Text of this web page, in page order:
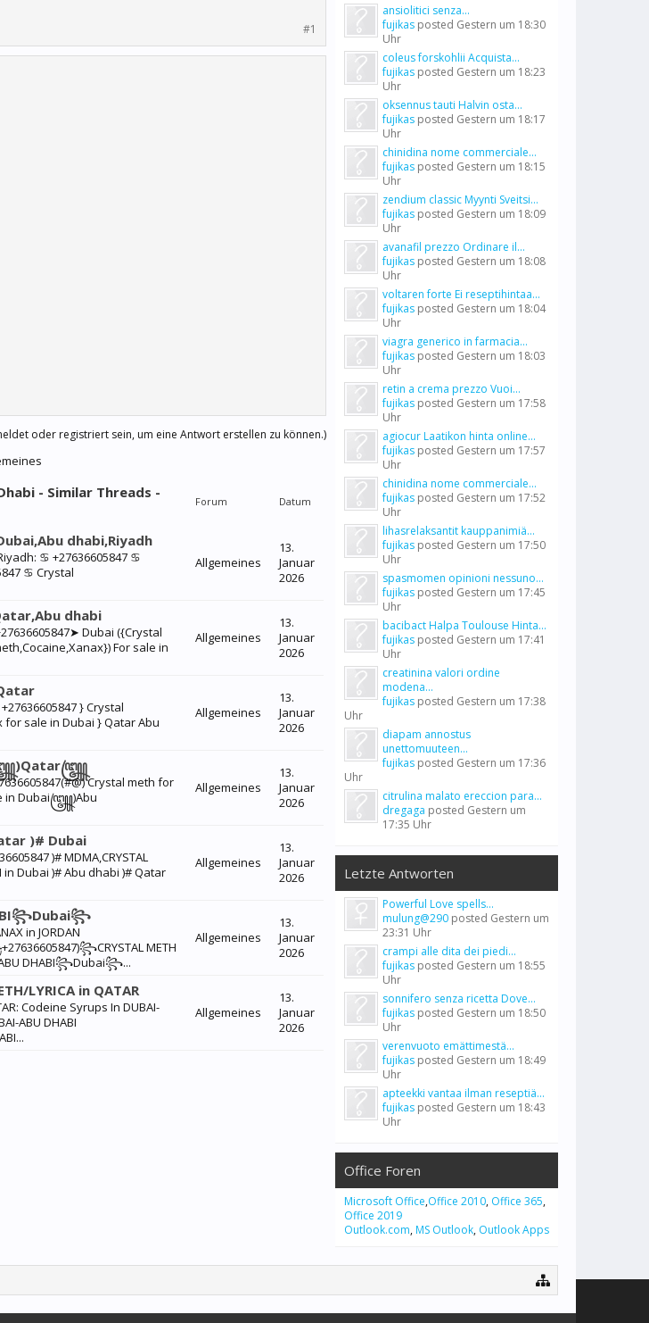
#1
oder registriert sein, um eine Antwort erstellen zu können.)
- Similar Threads -
Forum Datum
dhabi,Riyadh
♋︎ +27636605847 ♋︎
♋︎ Crystal
Allgemeines
13.
Januar
2026
dhabi
Dubai ({Crystal
For sale in
Allgemeines
13.
Januar
2026
} Crystal
for sale in Dubai } Qatar Abu
Allgemeines
13.
Januar
2026
Crystal meth for
in Dubai꧅)Abu
Allgemeines
13.
Januar
2026
)# Dubai
)# MDMA,CRYSTAL
in Dubai )# Abu dhabi )# Qatar
Allgemeines
13.
Januar
2026
in JORDAN
METH
ABU DHABI꧂Dubai꧂...
Allgemeines
13.
Januar
2026
LYRICA in QATAR
Codeine Syrups In DUBAI-
ABU DHABI
Allgemeines
13.
Januar
2026
ansiolitici senza...
fujikas posted Gestern um 18:30
Uhr
coleus forskohlii Acquista...
fujikas posted Gestern um 18:23
Uhr
oksennus tauti Halvin osta...
fujikas posted Gestern um 18:17
Uhr
chinidina nome commerciale...
fujikas posted Gestern um 18:15
Uhr
zendium classic Myynti Sveitsi...
fujikas posted Gestern um 18:09
Uhr
avanafil prezzo Ordinare il...
fujikas posted Gestern um 18:08
Uhr
voltaren forte Ei reseptihintaa...
fujikas posted Gestern um 18:04
Uhr
viagra generico in farmacia...
fujikas posted Gestern um 18:03
Uhr
retin a crema prezzo Vuoi...
fujikas posted Gestern um 17:58
Uhr
agiocur Laatikon hinta online...
fujikas posted Gestern um 17:57
Uhr
chinidina nome commerciale...
fujikas posted Gestern um 17:52
Uhr
lihasrelaksantit kauppanimiä...
fujikas posted Gestern um 17:50
Uhr
spasmomen opinioni nessuno...
fujikas posted Gestern um 17:45
Uhr
bacibact Halpa Toulouse Hinta...
fujikas posted Gestern um 17:41
Uhr
creatinina valori ordine
modena...
fujikas posted Gestern um 17:38
Uhr
diapam annostus
unettomuuteen...
fujikas posted Gestern um 17:36
Uhr
citrulina malato ereccion para...
dregaga posted Gestern um
17:35 Uhr
Letzte Antworten
Powerful Love spells...
mulung@290 posted Gestern um
23:31 Uhr
crampi alle dita dei piedi...
fujikas posted Gestern um 18:55
Uhr
sonnifero senza ricetta Dove...
fujikas posted Gestern um 18:50
Uhr
verenvuoto emättimestä...
fujikas posted Gestern um 18:49
Uhr
apteekki vantaa ilman reseptiä...
fujikas posted Gestern um 18:43
Uhr
Office Foren
Microsoft Office,Office 2010, Office 365,
Office 2019
Outlook.com, MS Outlook, Outlook Apps